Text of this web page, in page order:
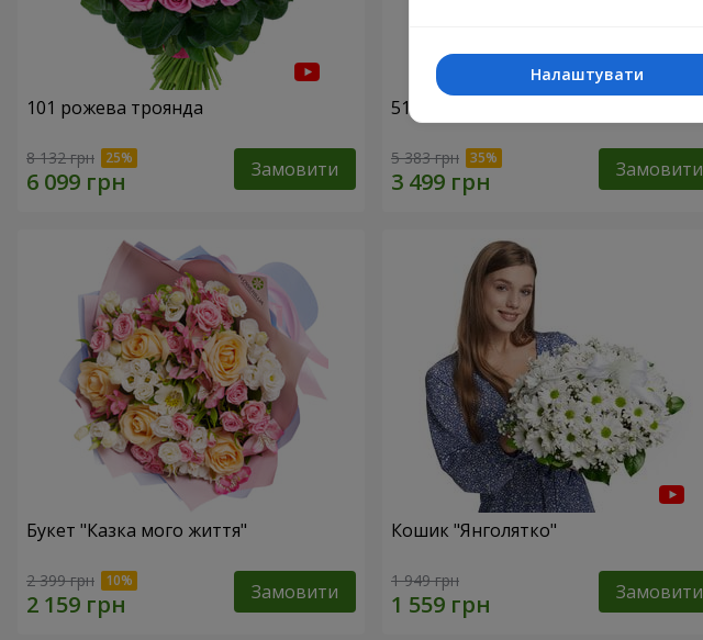
101 рожева троянда
8 132 грн Замовити
51 рожева троянда
5 383 грн Замовити
Букет "Казка мого життя"
2 399 грн Замовити
Кошик "Янголятко"
1 949 грн Замовити
Налаштувати